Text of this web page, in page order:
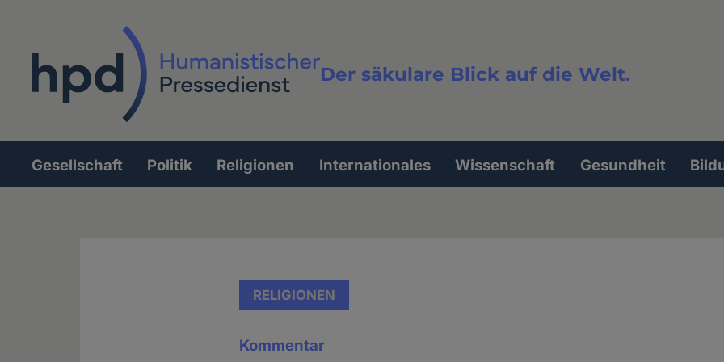
Der säkulare Blick auf die Welt.
Volltextsuche
Hauptnavigation
Gesellschaft Politik Religionen Internationales Wissenschaft Gesundheit
RELIGIONEN
Kommentar